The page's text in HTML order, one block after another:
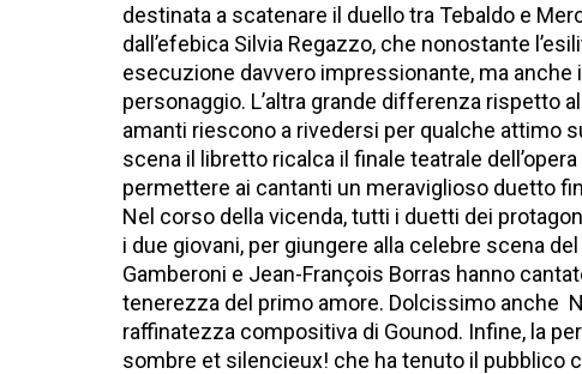
destinata a scatenare il duello tra Tebaldo e
dall’efebica Silvia Regazzo, che nonostante
esecuzione davvero impressionante, ma
personaggio. L’altra grande differenza rispetto
amanti riescono a rivedersi per qualche attimo
scena il libretto ricalca il finale teatrale
permettere ai cantanti un meraviglioso duetto
Nel corso della vicenda, tutti i duetti dei
i due giovani, per giungere alla celebre scena
Gamberoni e Jean-François Borras hanno
tenerezza del primo amore. Dolcissimo anche
raffinatezza compositiva di Gounod. Infine, la
sombre et silencieux! che ha tenuto il pubblico